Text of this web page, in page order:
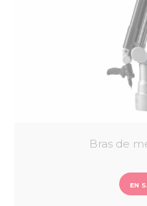
Bras de
EN